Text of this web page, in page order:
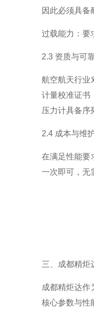
因此必须具备
过载能力：要
2.3 资质与可
航空航天行业
计量校准证书
压力计具备序
2.4 成本与维
在满足性能要
一次即可，无
三、成都精炬
成都精炬达
核心参数与性